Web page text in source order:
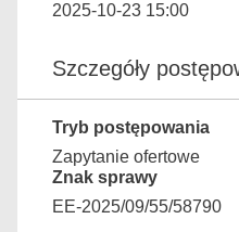
2025-10-23 15:00
Szczegóły
Tryb postępowania
Zapytanie ofertowe
Znak sprawy
EE-2025/09/55/58790